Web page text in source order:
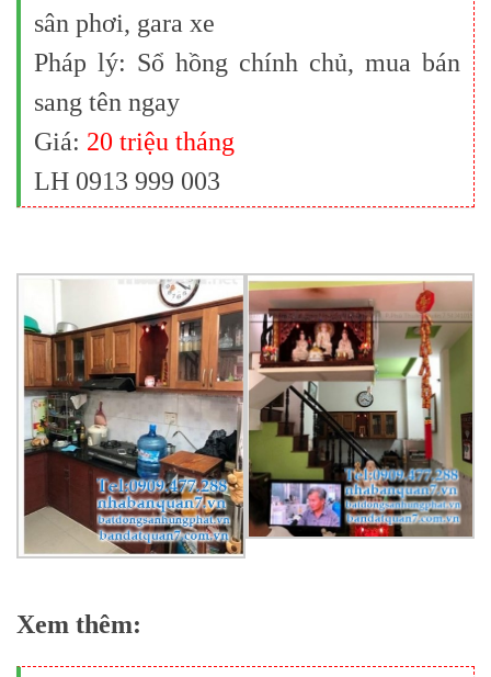
sân phơi, gara xe
Pháp lý: Sổ hồng chính chủ, mua bán
sang tên ngay
Giá: 20 triệu tháng
LH 0913 999 003
Xem thêm: